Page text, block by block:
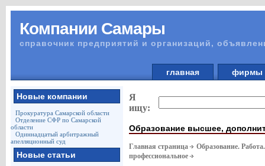
Компании Самары
справочник предприятий и организаций,
главная
Новые компании
Прокуратура Самарской области
Отделение СФР по Самарской
области
Одиннадцатый арбитражный
апелляционный суд
Новые статьи
Я
ищу:
Образование высшее,
Главная страница
Образование.
профессиональное